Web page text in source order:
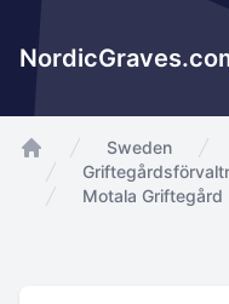
app.Start
Sweden
Motala Griftegård